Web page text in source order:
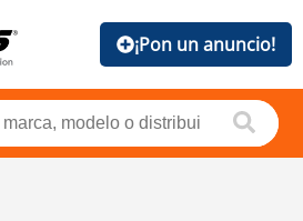
¡Pon un anuncio!